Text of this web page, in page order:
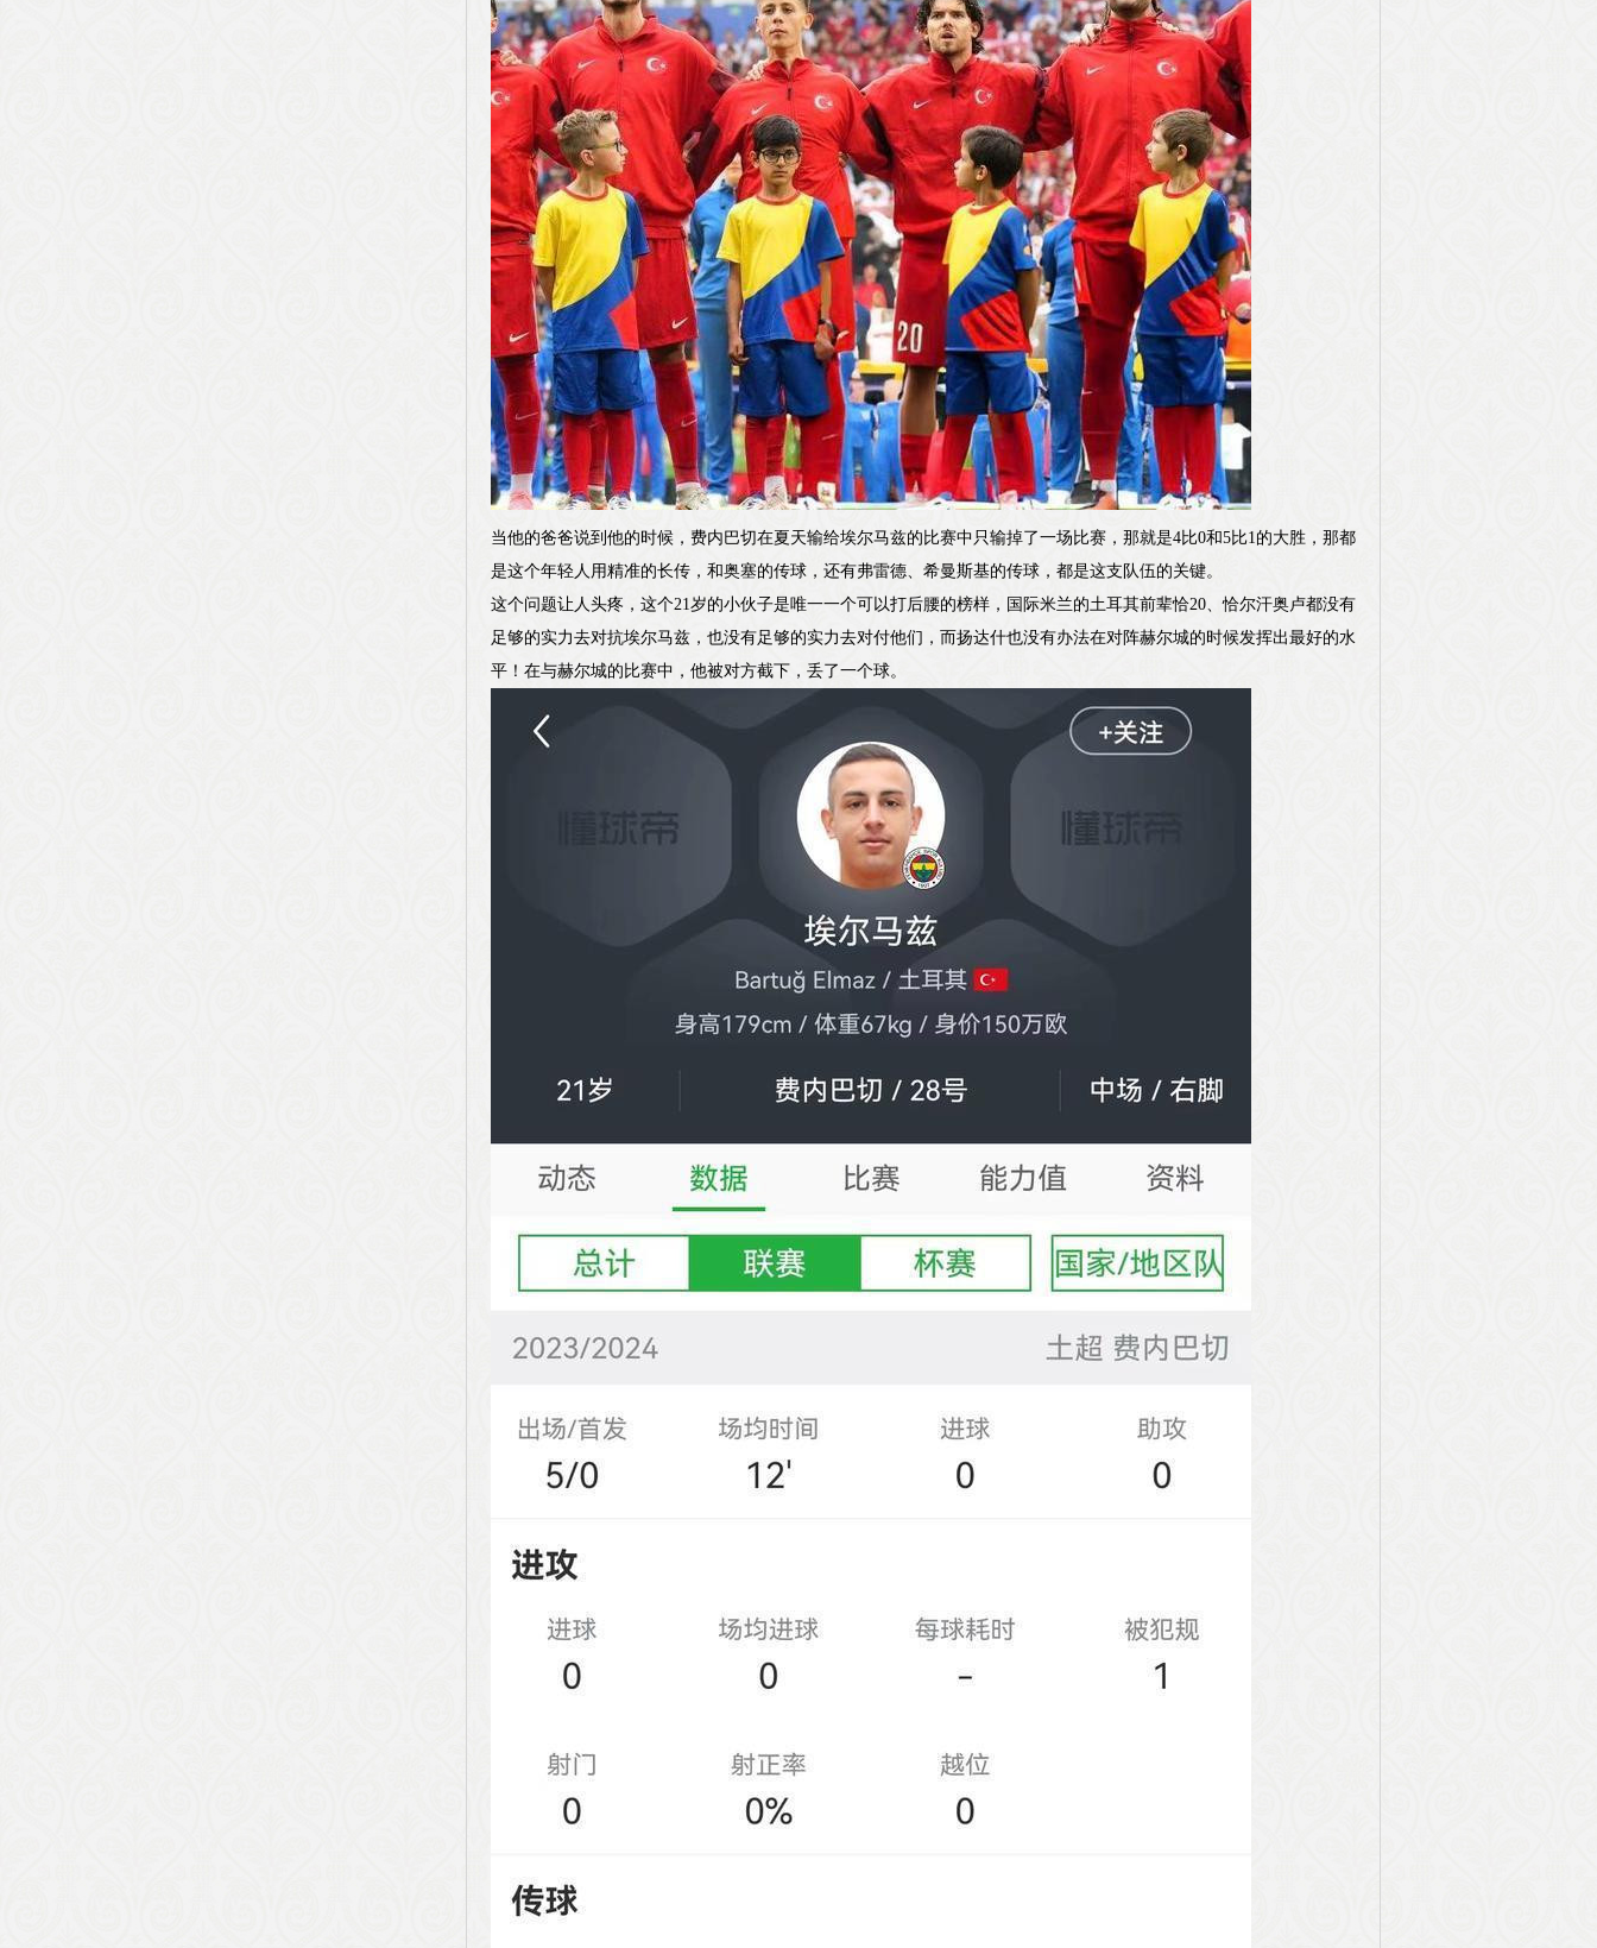
当他的爸爸说到他的时候，费内巴切在夏天输给埃尔马兹的比赛中只输掉了一场比赛，那就是4比0和5比1的大胜，那都
是这个年轻人用精准的长传，和奥塞的传球，还有弗雷德、希曼斯基的传球，都是这支队伍的关键。
这个问题让人头疼，这个21岁的小伙子是唯一一个可以打后腰的榜样，国际米兰的土耳其前辈恰20、恰尔汗奥卢都没有
足够的实力去对抗埃尔马兹，也没有足够的实力去对付他们，而扬达什也没有办法在对阵赫尔城的时候发挥出最好的水
平！在与赫尔城的比赛中，他被对方截下，丢了一个球。